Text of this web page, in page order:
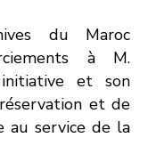
du Maroc
à M.
et son
et de
au service de la